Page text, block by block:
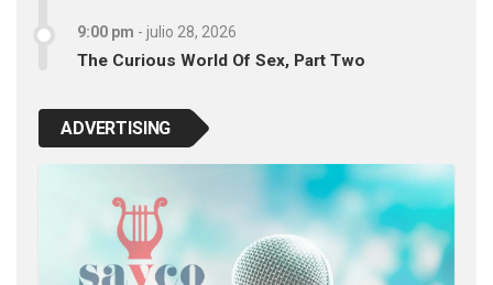
9:00 pm - julio 28, 2026
The Curious World Of Sex, Part Two
ADVERTISING